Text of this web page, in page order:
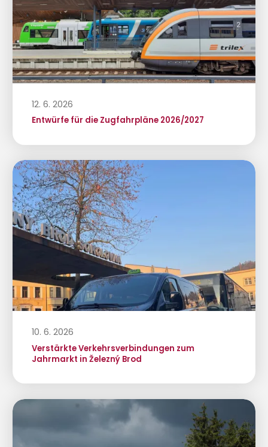
12. 6. 2026
Entwürfe für die Zugfahrpläne 2026/2027
10. 6. 2026
Verstärkte Verkehrsverbindungen zum
Jahrmarkt in Železný Brod